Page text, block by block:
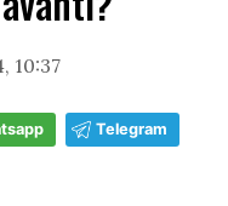
10:37
Telegram